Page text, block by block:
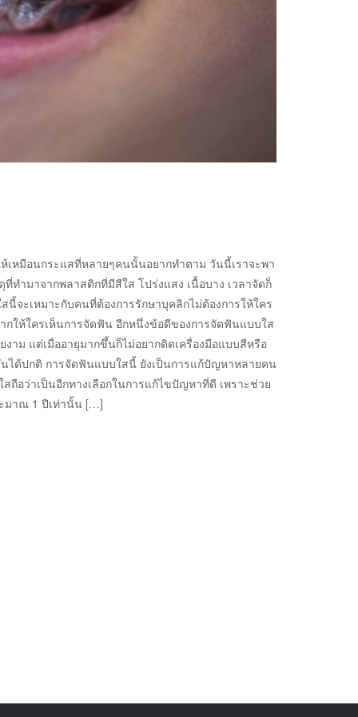
เหมือนกระแสที่หลายๆคนนั้นอยากทำตาม วันนี้เราจะพา
ำมาจากพลาสติกที่มีสีใส โปร่งแสง เนื้อบาง เวลาจัดก็
จะเหมาะกับคนที่ต้องการรักษาบุคลิกไม่ต้องการให้ใคร
ให้ใครเห็นการจัดฟัน อีกหนึ่งข้อดีของการจัดฟันแบบใส
าม แต่เมื่ออายุมากขึ้นก็ไม่อยากติดเครื่องมือแบบสีหรือ
ได้ปกติ การจัดฟันแบบใสนี้ ยังเป็นการแก้ปัญหาหลายคน
อว่าเป็นอีกทางเลือกในการแก้ไขปัญหาที่ดี เพราะช่วย
มาณ 1 ปีเท่านั้น […]